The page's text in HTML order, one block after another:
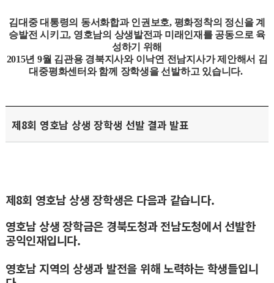
김대중 대통령의 동서화합과 인권보호, 평화정착의 정신을 계
승발전 시키고, 영호남의 상생발전과 미래인재를공동으로 육
성하기 위해
2015년 9월 김관용 경북지사와 이낙연 전남지사가 제안해서 김
대중평화센터와 함께 장학생을 선발하고 있습니다.
제8회 영호남 상생 장학생 선발 결과 발표
제8회 영호남 상생 장학생은 다음과 같습니다.
영호남 상생 장학금은 경북도청과 전남도청에서 선발한
공익인재입니다.
영호남 지역의 상생과 발전을 위해 노력하는 학생들입니